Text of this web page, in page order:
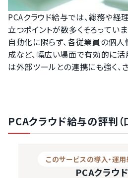
PCAクラウド給与では、総務や
立つポイントが数多くそろってい
自動化に限らず、各従業員の個
成など、幅広い場面で有効的に活
は外部ツールとの連携にも強く、
数々の処理を省略できるため、
なるでしょう。生産性の向上に大
ると言えます。
ることで次のようなメリットがあり
PCAクラウド給与は、多種類の形
PCAクラウド給与の評判（
このサービスの導入・運
PCAクラウ